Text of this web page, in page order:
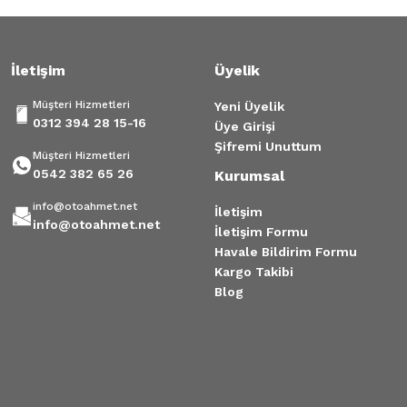
İletişim
Müşteri Hizmetleri
0312 394 28 15-16
Müşteri Hizmetleri
0542 382 65 26
info@otoahmet.net
info@otoahmet.net
Üyelik
Yeni Üyelik
Üye Girişi
Şifremi Unuttum
Kurumsal
İletişim
İletişim Formu
Havale Bildirim Formu
Kargo Takibi
Blog